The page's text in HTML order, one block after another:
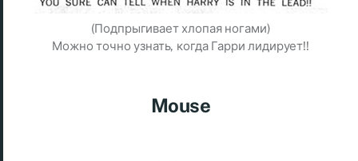
(Подпрыгивает хлопая ногами)
Можно точно узнать, когда Гарри лидирует!!
Mouse